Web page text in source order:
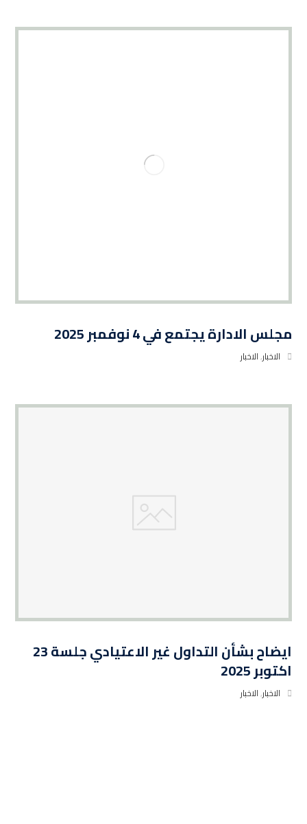
مجلس الادارة يجتمع في 4 نوفمبر 2025
الاخبار,الاخبار
ايضاح بشأن التداول غير الاعتيادي جلسة 23
اكتوبر 2025
الاخبار,الاخبار